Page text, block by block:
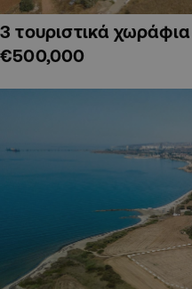
3 τουριστικά
€500,000